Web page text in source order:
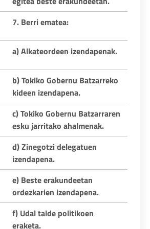
7. Berri ematea:
a) Alkateordeen izendapenak.
b) Tokiko Gobernu Batzarreko
kideen izendapena.
c) Tokiko Gobernu Batzarraren
esku jarritako ahalmenak.
d) Zinegotzi delegatuen
izendapena.
e) Beste erakundeetan
ordezkarien izendapena.
f) Udal talde politikoen
eraketa.